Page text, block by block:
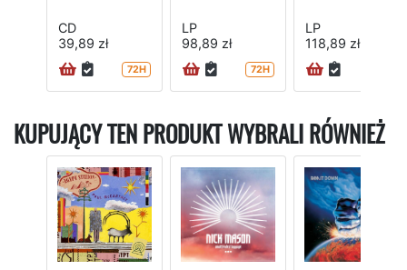
CD
39,89 zł
72H
LP
98,89 zł
72H
LP
118,89 zł
KUPUJĄCY TEN PRODUKT WYBRALI RÓWNIEŻ